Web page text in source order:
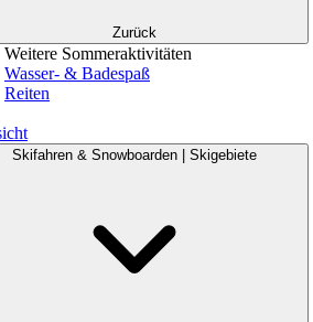
Zurück
Weitere Sommeraktivitäten
Wasser- & Badespaß
Reiten
Skifahren & Snowboarden | Skigebiete